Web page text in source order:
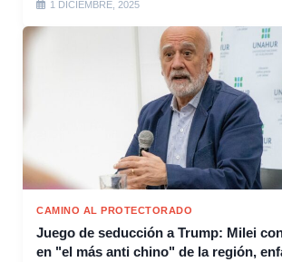
1 DICIEMBRE, 2025
CAMINO AL PROTECTORADO
Juego de seducción a Trump: Milei
en "el más anti chino" de la región,